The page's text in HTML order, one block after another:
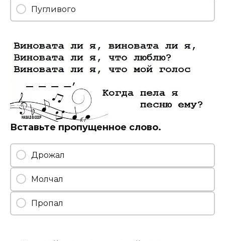
Пугливого
Вставьте пропущенное слово.
Дрожал
Молчал
Пропал